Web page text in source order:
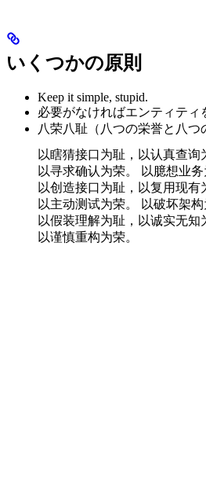
いくつかの原則
Keep it simple, stupid.
必要がなければエンティティ
八荣八耻（八つの栄誉と八つ
以瞎猜接口为耻，以认真查询
以寻求确认为荣。 以臆想业务
以创造接口为耻，以复用现有
以主动测试为荣。 以破坏架构
以假装理解为耻，以诚实无知
以谨慎重构为荣。